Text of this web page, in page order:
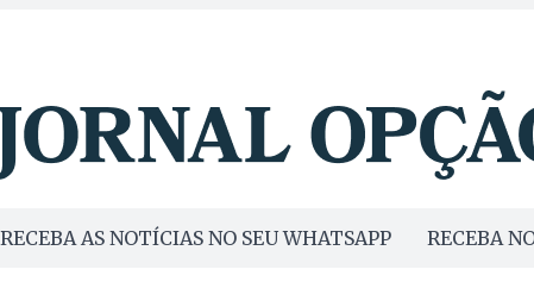
RECEBA AS NOTÍCIAS NO SEU WHATSAPP RECEBA